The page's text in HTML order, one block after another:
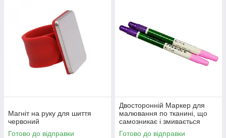
Магніт на руку для шиття
червоний
Готово до відправки
Двосторонній Маркер для
малювання по тканині, що
самозникає і змивається
водою
Готово до відправки